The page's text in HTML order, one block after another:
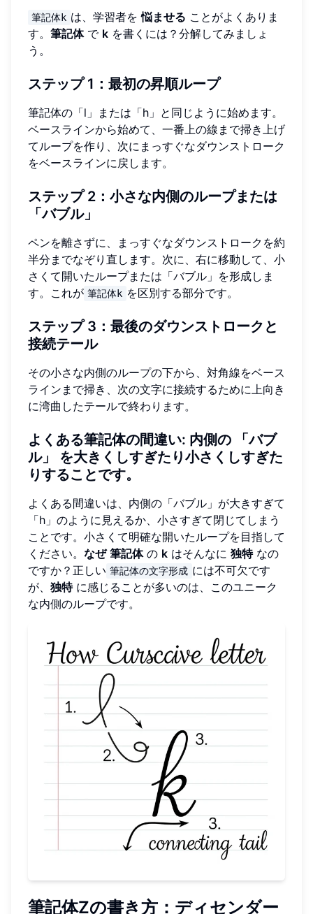
筆記体k は、学習者を悩ませる ことがよくありま
す。 筆記体で k を書くには？分解してみましょ
う。
ステップ 1：最初の昇順ループ
筆記体の「l」または「h」と同じように始めます。
ベースラインから始めて、一番上の線まで掃き上げ
てループを作り、次にまっすぐなダウンストローク
をベースラインに戻します。
ステップ 2：小さな内側のループまたは
「バブル」
ペンを離さずに、まっすぐなダウンストロークを約
半分までなぞり直します。次に、右に移動して、小
さくて開いたループまたは「バブル」を形成しま
す。これが 筆記体k を区別する部分です。
ステップ 3：最後のダウンストロークと
接続テール
その小さな内側のループの下から、対角線をベース
ラインまで掃き、次の文字に接続するために上向き
に湾曲したテールで終わります。
よくある筆記体の間違い: 内側の
「バブ
ル」
を大きくしすぎたり小さくしすぎた
りすることです。
よくある間違いは、内側の「バブル」が大きすぎて
「h」のように見えるか、小さすぎて閉じてしまう
ことです。小さくて明確な開いたループを目指して
ください。 なぜ 筆記体の k はそんなに 独特なの
ですか？正しい 筆記体の文字形成 には不可欠です
が、 独特に感じることが多いのは、このユニーク
な内側のループです。
筆記体Zの書き方：ディセンダー